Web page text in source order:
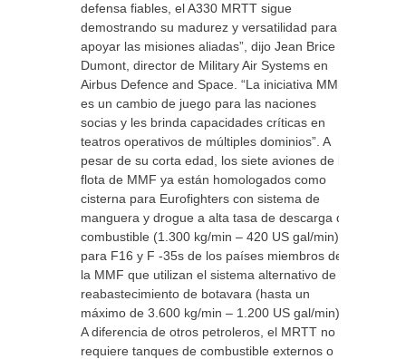
defensa fiables, el A330 MRTT sigue
demostrando su madurez y versatilidad para
apoyar las misiones aliadas”, dijo Jean Brice
Dumont, director de Military Air Systems en
Airbus Defence and Space. “La iniciativa MMF
es un cambio de juego para las naciones
socias y les brinda capacidades críticas en
teatros operativos de múltiples dominios”. A
pesar de su corta edad, los siete aviones de la
flota de MMF ya están homologados como
cisterna para Eurofighters con sistema de
manguera y drogue a alta tasa de descarga de
combustible (1.300 kg/min – 420 US gal/min) y
para F16 y F -35s de los países miembros de
la MMF que utilizan el sistema alternativo de
reabastecimiento de botavara (hasta un
máximo de 3.600 kg/min – 1.200 US gal/min).
A diferencia de otros petroleros, el MRTT no
requiere tanques de combustible externos o